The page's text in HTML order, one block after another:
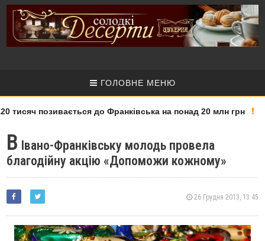
ГОЛОВНЕ МЕНЮ
позивається до Франківська на понад 20 млн грн
В Івано-Франківську молодь провела
благодійну акцію «Допоможи кожному»
26 Грудня 2013, 13:45